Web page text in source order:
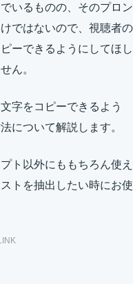
いるものの、そのプロン
ではないので、視聴者の
ーできるようにしてほし
ん。
字をコピーできるよう
について解説します。
ト以外にももちろん使え
トを抽出したい時にお使